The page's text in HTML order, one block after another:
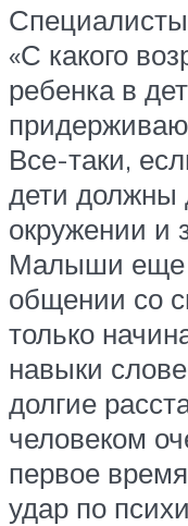
«С какого
ребенка в
Все-таки,
дети должны
окружении и
Малыши еще
общении со
только
навыки
долгие
человеком
первое
удар по